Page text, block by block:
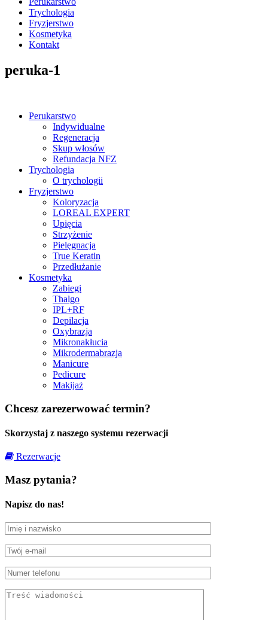
Trychologia
Fryzjerstwo
Kosmetyka
Kontakt
peruka-1
Perukarstwo
Indywidualne
Regeneracja
Skup włosów
Refundacja NFZ
Trychologia
O trychologii
Fryzjerstwo
Koloryzacja
LOREAL EXPERT
Upięcia
Strzyżenie
Pielęgnacja
True Keratin
Przedłużanie
Kosmetyka
Zabiegi
Thalgo
IPL+RF
Depilacja
Oxybrazja
Mikronakłucia
Mikrodermabrazja
Manicure
Pedicure
Makijaż
Chcesz zarezerwować termin?
Skorzystaj z naszego systemu rezerwacji
Rezerwacje
Masz pytania?
Napisz do nas!